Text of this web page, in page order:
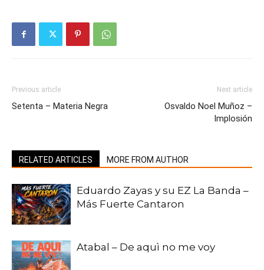
Previous article
Setenta – Materia Negra
Next article
Osvaldo Noel Muñoz –
Implosión
RELATED ARTICLES MORE FROM AUTHOR
Eduardo Zayas y su EZ La Banda –
Más Fuerte Cantaron
Atabal – De aquì no me voy